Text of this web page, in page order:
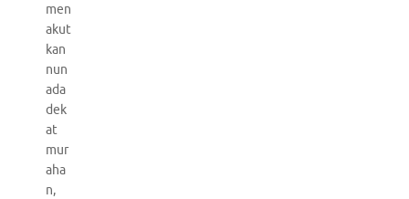
men
akut
kan
nun
ada
dek
at
mur
aha
n,